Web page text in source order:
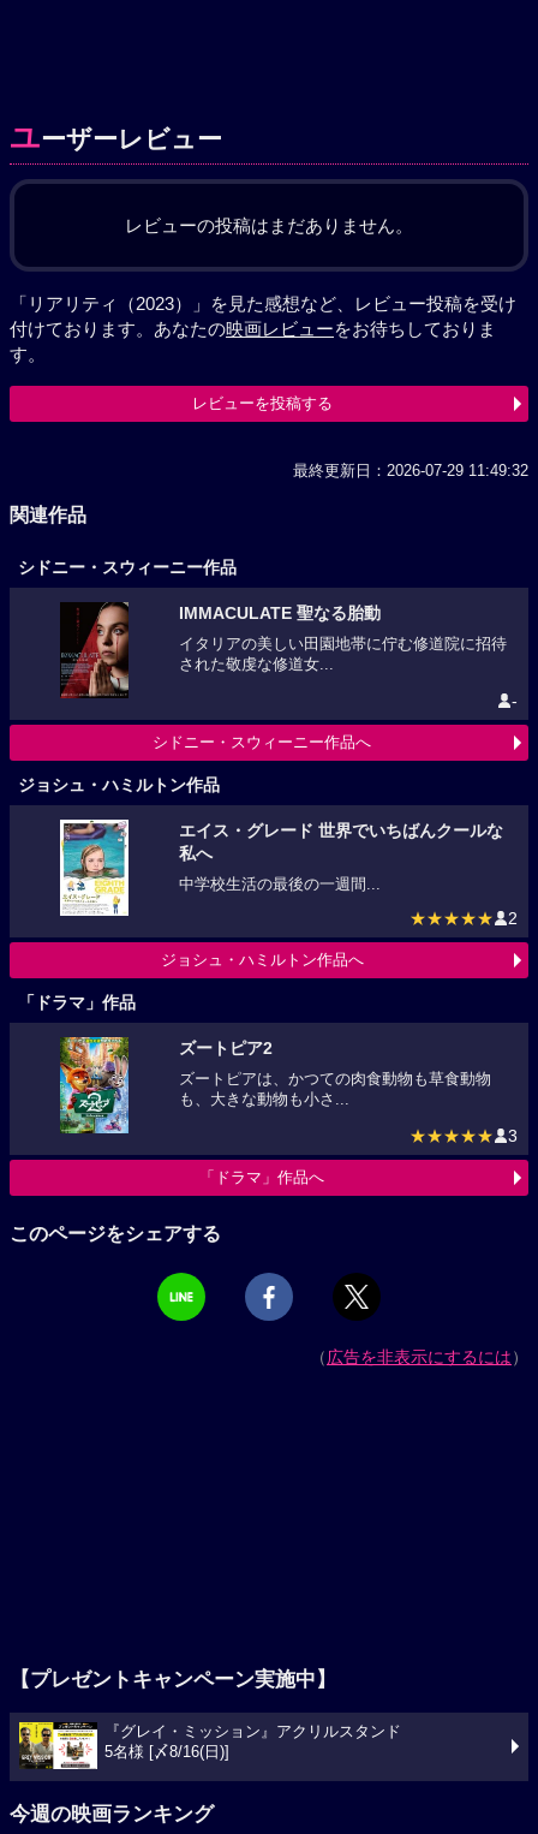
ユーザーレビュー
レビューの投稿はまだありません。
「リアリティ（2023）」を見た感想など、レビュー投稿を受け
付けております。あなたの映画レビューをお待ちしておりま
す。
レビューを投稿する
最終更新日：2026-07-29 11:49:32
関連作品
シドニー・スウィーニー作品
IMMACULATE 聖なる胎動
イタリアの美しい田園地帯に佇む修道院に招待
された敬虔な修道女...
-
シドニー・スウィーニー作品へ
ジョシュ・ハミルトン作品
エイス・グレード 世界でいちばんクールな
私へ
中学校生活の最後の一週間...
★★★★★ 2
ジョシュ・ハミルトン作品へ
「ドラマ」作品
ズートピア2
ズートピアは、かつての肉食動物も草食動物
も、大きな動物も小さ...
★★★★★ 3
「ドラマ」作品へ
このページをシェアする
（広告を非表示にするには）
【プレゼントキャンペーン実施中】
『グレイ・ミッション』アクリルスタンド
5名様 [〆8/16(日)]
今週の映画ランキング